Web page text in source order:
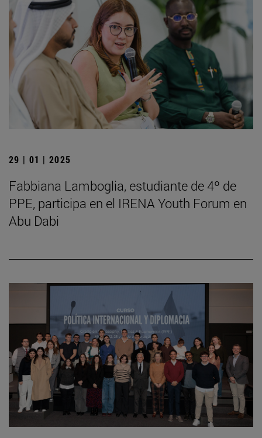
29 | 01 | 2025
Fabbiana Lamboglia, estudiante de 4º de
PPE, participa en el IRENA Youth Forum en
Abu Dabi